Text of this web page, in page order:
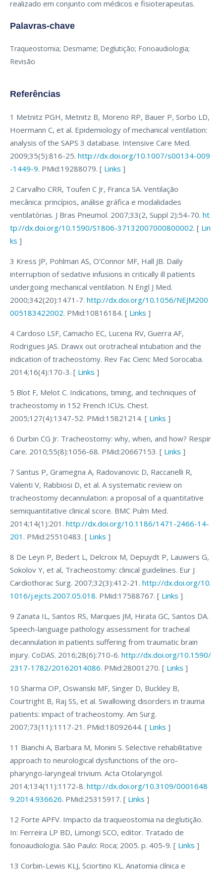
realizado em conjunto com médicos e fisioterapeutas.
Palavras-chave
Traqueostomia; Desmame; Deglutição; Fonoaudiologia;
Revisão
Referências
1 Metnitz PGH, Metnitz B, Moreno RP, Bauer P, Sorbo LD,
Hoermann C, et al. Epidemiology of mechanical ventilation:
analysis of the SAPS 3 database. Intensive Care Med.
2009;35(5):816-25. http://dx.doi.org/10.1007/s00134-009
-1449-9. PMid:19288079. [ Links ]
2 Carvalho CRR, Toufen C Jr, Franca SA. Ventilação
mecânica: princípios, análise gráfica e modalidades
ventilatórias. J Bras Pneumol. 2007;33(2, Suppl 2):54-70. ht
tp://dx.doi.org/10.1590/S1806-37132007000800002. [ Lin
ks ]
3 Kress JP, Pohlman AS, O’Connor MF, Hall JB. Daily
interruption of sedative infusions in critically ill patients
undergoing mechanical ventilation. N Engl J Med.
2000;342(20):1471-7. http://dx.doi.org/10.1056/NEJM200
005183422002. PMid:10816184. [ Links ]
4 Cardoso LSF, Camacho EC, Lucena RV, Guerra AF,
Rodrigues JAS. Drawx out orotracheal intubation and the
indication of tracheostomy. Rev Fac Cienc Med Sorocaba.
2014;16(4):170-3. [ Links ]
5 Blot F, Melot C. Indications, timing, and techniques of
tracheostomy in 152 French ICUs. Chest.
2005;127(4):1347-52. PMid:15821214. [ Links ]
6 Durbin CG Jr. Tracheostomy: why, when, and how? Respir
Care. 2010;55(8):1056-68. PMid:20667153. [ Links ]
7 Santus P, Gramegna A, Radovanovic D, Raccanelli R,
Valenti V, Rabbiosi D, et al. A systematic review on
tracheostomy decannulation: a proposal of a quantitative
semiquantitative clinical score. BMC Pulm Med.
2014;14(1):201. http://dx.doi.org/10.1186/1471-2466-14-
201 . PMid:25510483. [ Links ]
8 De Leyn P, Bedert L, Delcroix M, Depuydt P, Lauwers G,
Sokolov Y, et al, Tracheostomy: clinical guidelines. Eur J
Cardiothorac Surg. 2007;32(3):412-21. http://dx.doi.org/10.
1016/j.ejcts.2007.05.018. PMid:17588767. [ Links ]
9 Zanata IL, Santos RS, Marques JM, Hirata GC, Santos DA.
Speech-language pathology assessment for tracheal
decannulation in patients suffering from traumatic brain
injury. CoDAS. 2016;28(6):710-6. http://dx.doi.org/10.1590/
2317-1782/20162014086. PMid:28001270. [ Links ]
10 Sharma OP, Oswanski MF, Singer D, Buckley B,
Courtright B, Raj SS, et al. Swallowing disorders in trauma
patients: impact of tracheostomy. Am Surg.
2007;73(11):1117-21. PMid:18092644. [ Links ]
11 Bianchi A, Barbara M, Monini S. Selective rehabilitative
approach to neurological dysfunctions of the oro-
pharyngo-laryngeal trivium. Acta Otolaryngol.
2014;134(11):1172-8. http://dx.doi.org/10.3109/0001648
9.2014.936626. PMid:25315917. [ Links ]
12 Forte APFV. Impacto da traqueostomia na deglutição.
In: Ferreira LP BD, Limongi SCO, editor. Tratado de
fonoaudiologia. São Paulo: Roca; 2005. p. 405-9. [ Links ]
13 Corbin-Lewis KLJ, Sciortino KL. Anatomia clínica e